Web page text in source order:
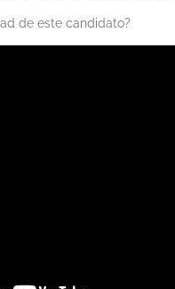
de este candidato?